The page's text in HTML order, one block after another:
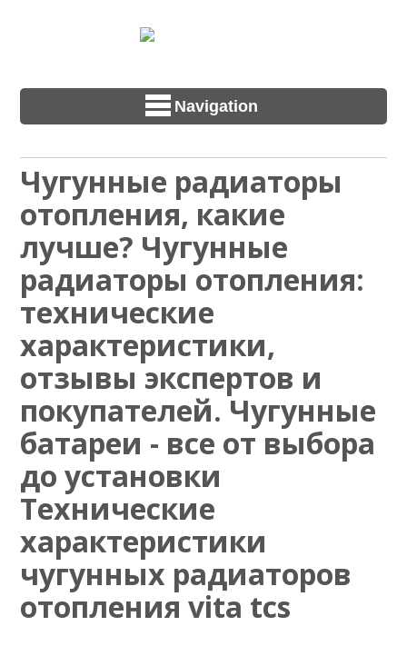
Navigation
Чугунные радиаторы
отопления, какие
лучше? Чугунные
радиаторы отопления:
технические
характеристики,
отзывы экспертов и
покупателей. Чугунные
батареи - все от выбора
до установки
Технические
характеристики
чугунных радиаторов
отопления vita tcs